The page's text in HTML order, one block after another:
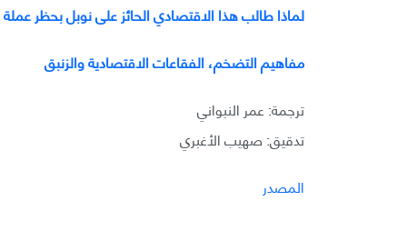
لماذا طالب هذا الاقتصادي الحائز على نوبل بحظر عملة
مفاهيم التضخم، الفقاعات الاقتصادية والزنبق
ترجمة: عمر النبواني
تدقيق: صهيب الأغبري
المصدر